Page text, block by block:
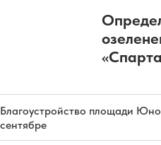
Благоустройство площади
сентябре